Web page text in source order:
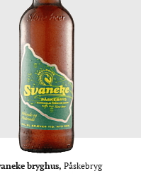
bryghus, Påskebryg